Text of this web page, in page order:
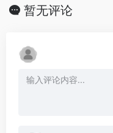
暂无评论